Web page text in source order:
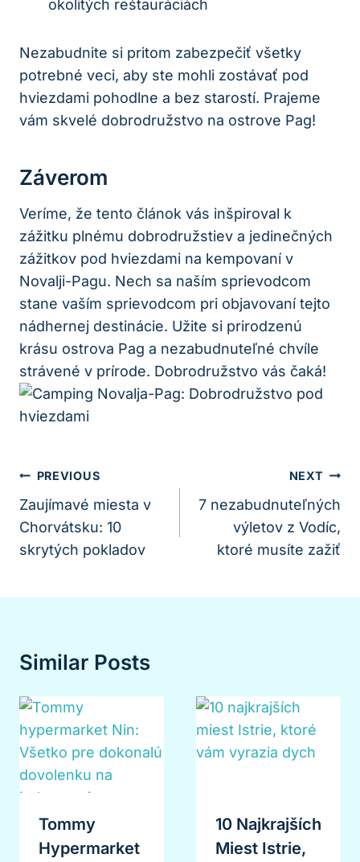
okolitých reštauráciách
Nezabudnite si pritom zabezpečiť všetky
potrebné veci, aby ste mohli zostávať pod
hviezdami pohodlne a bez starostí. Prajeme
vám skvelé dobrodružstvo na ostrove Pag!
Záverom
Veríme, že tento článok vás inšpiroval k
zážitku plnému dobrodružstiev a jedinečných
zážitkov pod hviezdami na kempovaní v
Novalji-Pagu. Nech sa naším sprievodcom
stane vaším sprievodcom pri objavovaní tejto
nádhernej destinácie. Užite si prirodzenú
krásu ostrova Pag a nezabudnuteľné chvíle
strávené v prírode. Dobrodružstvo vás čaká!
Navigácia
V
Článku
PREVIOUS
Zaujímavé miesta v
Chorvátsku: 10
skrytých pokladov
NEXT
7 nezabudnuteľných
výletov z Vodíc,
ktoré musíte zažiť
Similar Posts
Tommy
Hypermarket
10 Najkrajších
Miest Istrie,